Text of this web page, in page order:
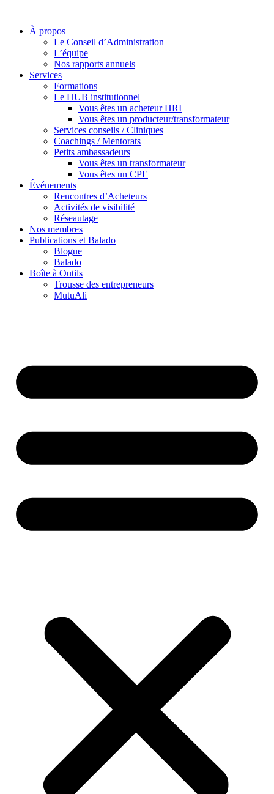
À propos
Le Conseil d’Administration
L’équipe
Nos rapports annuels
Services
Formations
Le HUB institutionnel
Vous êtes un acheteur HRI
Vous êtes un producteur/transformateur
Services conseils / Cliniques
Coachings / Mentorats
Petits ambassadeurs
Vous êtes un transformateur
Vous êtes un CPE
Événements
Rencontres d’Acheteurs
Activités de visibilité
Réseautage
Nos membres
Publications et Balado
Blogue
Balado
Boîte à Outils
Trousse des entrepreneurs
MutuAli